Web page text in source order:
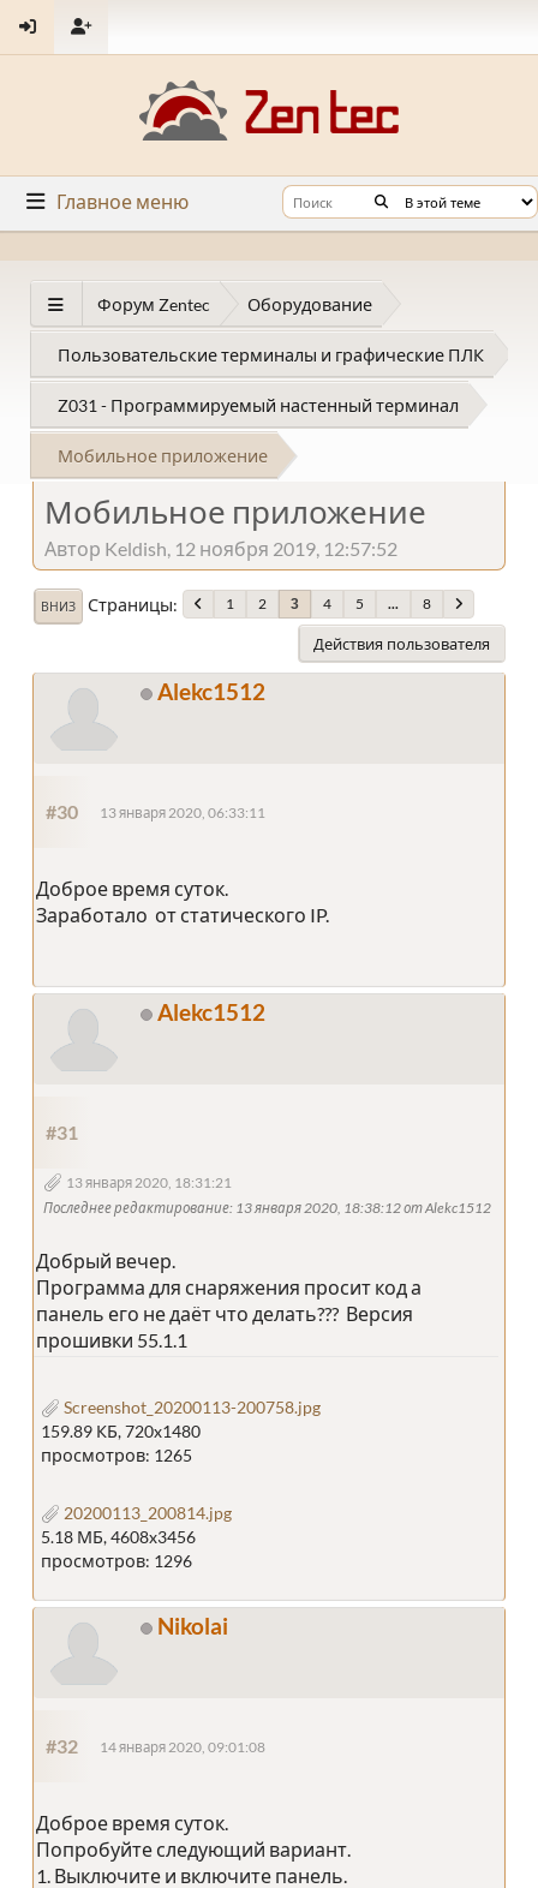
Главное меню
Форум Zentec Оборудование
Пользовательские терминалы и графические ПЛК
Z031 - Программируемый настенный терминал
Мобильное приложение
Мобильное приложение
Автор Keldish, 12 ноября 2019, 12:57:52
ВНИЗ Страницы 1 2 3 4 5 ... 8
Действия пользователя
Alekc1512
#30 13 января 2020, 06:33:11
Доброе время суток.
Заработало от статического IP.
Alekc1512
#31
13 января 2020, 18:31:21
Последнее редактирование: 13 января 2020, 18:38:12 от Alekc1512
Добрый вечер.
Программа для снаряжения просит код а
панель его не даёт что делать??? Версия
прошивки 55.1.1
Screenshot_20200113-200758.jpg
159.89 КБ, 720x1480
просмотров: 1265
20200113_200814.jpg
5.18 МБ, 4608x3456
просмотров: 1296
Nikolai
#32 14 января 2020, 09:01:08
Доброе время суток.
Попробуйте следующий вариант.
1. Выключите и включите панель.